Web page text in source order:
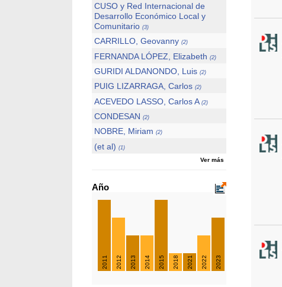
CUSO y Red Internacional de
Desarrollo Económico Local y
Comunitario (3)
CARRILLO, Geovanny (2)
FERNANDA LÓPEZ, Elizabeth (2)
GURIDI ALDANONDO, Luis (2)
PUIG LIZARRAGA, Carlos (2)
ACEVEDO LASSO, Carlos A (2)
CONDESAN (2)
NOBRE, Miriam (2)
(et al) (1)
Ver más
Año
2011 2012 2013 2014 2015 2018 2021 2022 2023